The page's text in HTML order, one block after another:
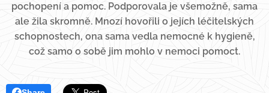
pochopení a pomoc. Podporovala je všemožně, sama
ale žila skromně. Mnozí hovořili o jejích léčitelských
schopnostech, ona sama vedla nemocné k hygieně,
což samo o sobě jim mohlo v nemoci pomoct.